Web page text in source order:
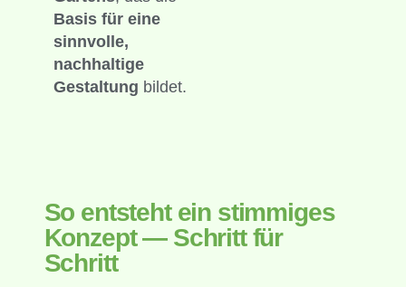
Basis für eine
sinnvolle,
nachhaltige
Gestaltung bildet.
So entsteht ein stimmiges
Konzept — Schritt für
Schritt